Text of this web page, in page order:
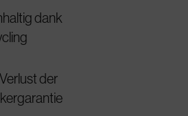
dank
der